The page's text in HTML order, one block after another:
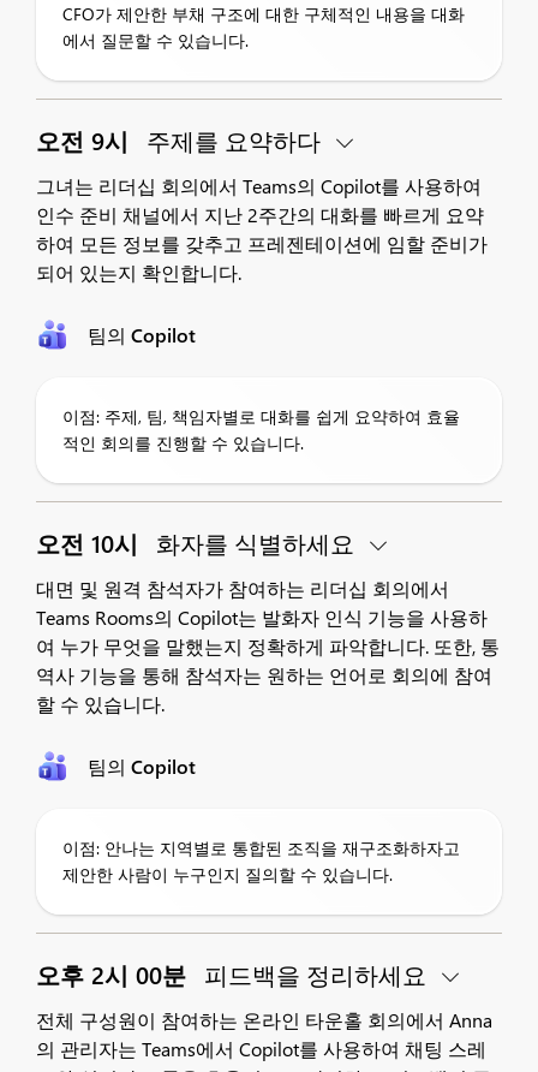
CFO가 제안한 부채 구조에 대한 구체적인 내용을 대화
에서 질문할 수 있습니다.
오전 9시 주제를 요약하다
그녀는 리더십 회의에서 Teams의 Copilot를 사용하여
인수 준비 채널에서 지난 2주간의 대화를 빠르게 요약
하여 모든 정보를 갖추고 프레젠테이션에 임할 준비가
되어 있는지 확인합니다.
팀의 Copilot
이점: 주제, 팀, 책임자별로 대화를 쉽게 요약하여 효율
적인 회의를 진행할 수 있습니다.
오전 10시 화자를 식별하세요
대면 및 원격 참석자가 참여하는 리더십 회의에서
Teams Rooms의 Copilot는 발화자 인식 기능을 사용하
여 누가 무엇을 말했는지 정확하게 파악합니다. 또한, 통
역사 기능을 통해 참석자는 원하는 언어로 회의에 참여
할 수 있습니다.
팀의 Copilot
이점: 안나는 지역별로 통합된 조직을 재구조화하자고
제안한 사람이 누구인지 질의할 수 있습니다.
오후 2시 00분 피드백을 정리하세요
전체 구성원이 참여하는 온라인 타운홀 회의에서 Anna
의 관리자는 Teams에서 Copilot를 사용하여 채팅 스레